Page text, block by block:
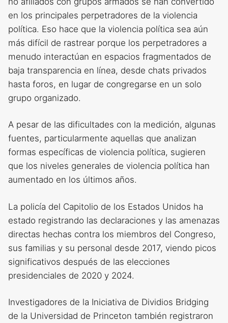
en los principales perpetradores de la violencia
política. Eso hace que la violencia política sea aún
más difícil de rastrear porque los perpetradores a
menudo interactúan en espacios fragmentados de
baja transparencia en línea, desde chats privados
hasta foros, en lugar de congregarse en un solo
grupo organizado.
A pesar de las dificultades con la medición, algunas
fuentes, particularmente aquellas que analizan
formas específicas de violencia política, sugieren
que los niveles generales de violencia política han
aumentado en los últimos años.
La policía del Capitolio de los Estados Unidos ha
estado registrando las declaraciones y las amenazas
directas hechas contra los miembros del Congreso,
sus familias y su personal desde 2017, viendo picos
significativos después de las elecciones
presidenciales de 2020 y 2024.
Investigadores de la Iniciativa de Dividios Bridging
de la Universidad de Princeton también registraron